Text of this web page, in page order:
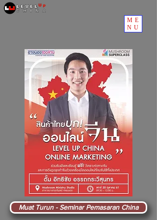
ME
NU
Muat Turun - Seminar Pemasaran China